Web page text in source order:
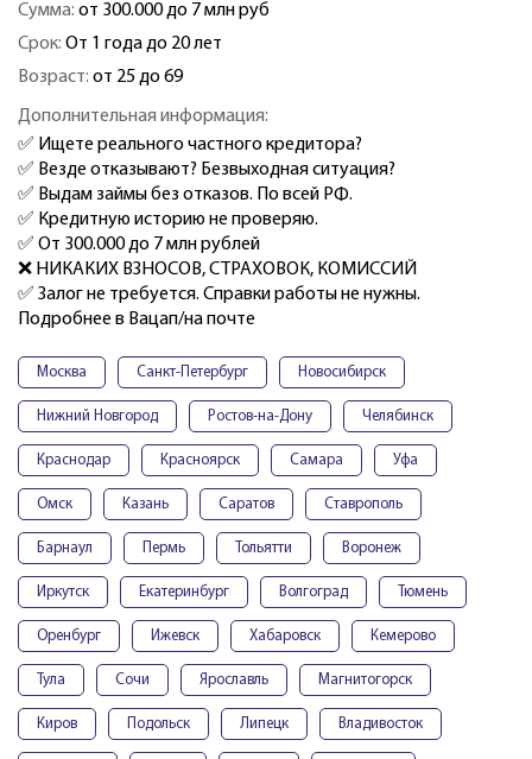
Сумма: от 300.000 до 7 млн руб
Срок: От 1 года до 20 лет
Возраст: от 25 до 69
Дополнительная информация:
✅ Ищете реального частного кредитора?
✅ Везде отказывают? Безвыходная ситуация?
✅ Выдам займы без отказов. По всей РФ.
✅ Кредитную историю не проверяю.
✅ От 300.000 до 7 млн рублей
❌ НИКАКИХ ВЗНОСОВ, СТРАХОВОК, КОМИССИЙ
✅ Залог не требуется. Справки работы не нужны.
Подробнее в Вацап/на почте
Москва Санкт-Петербург Новосибирск
Нижний Новгород Ростов-на-Дону Челябинск
Краснодар Красноярск Самара Уфа
Омск Казань Саратов Ставрополь
Барнаул Пермь Тольятти Воронеж
Иркутск Екатеринбург Волгоград Тюмень
Оренбург Ижевск Хабаровск Кемерово
Тула Сочи Ярославль Магнитогорск
Киров Подольск Липецк Владивосток